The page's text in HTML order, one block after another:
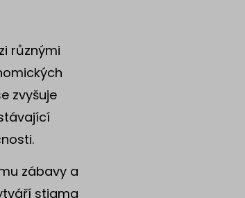
různými
zvyšuje
zábavy a
stigma